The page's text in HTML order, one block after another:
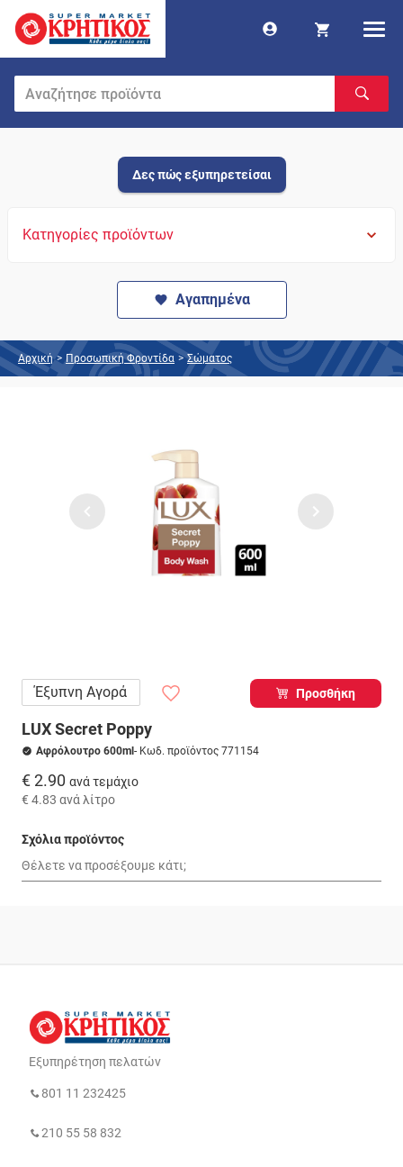
Δες πώς εξυπηρετείσαι
Κατηγορίες προϊόντων
Αγαπημένα
Αρχική > Προσωπική Φροντίδα > Σώματος
Έξυπνη Αγορά Προσθήκη
LUX Secret Poppy
Αφρόλουτρο 600ml - Κωδ. προϊόντος 771154
€ 2.90 ανά τεμάχιο
€ 4.83 ανά λίτρο
Σχόλια προϊόντος
Εξυπηρέτηση πελατών
801 11 232425
210 55 58 832